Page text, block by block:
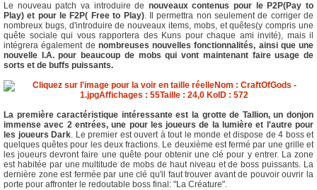
Le nouveau patch va introduire de nouveaux contenus pour le P2P(Pay to
Play) et pour le F2P( Free to Play). Il permettra non seulement de corriger de
nombreux bugs, d'introduire de nouveaux items, mobs, et quêtes(y compris une
quête sociale qui vous rapportera des Kuns pour chaque ami invité), mais il
intégrera également de nombreuses nouvelles fonctionnalités, ainsi que une
nouvelle I.A. pour beaucoup de mobs qui vont maintenant faire usage de
sorts et de buffs puissants.
La première caractéristique intéressante est la grotte de Tallion, un donjon
immense avec 2 entrées, une pour les joueurs de la lumière et l'autre pour
les joueurs Dark. Le premier est ouvert à tout le monde et dispose de 4 boss et
quelques quêtes pour les deux fractions. Le deuxième est fermé par une grille et
les joueurs devront faire une quête pour obtenir une clé pour y entrer. La zone
est habitée par une multitude de mobs de haut niveau et de boss puissants. La
dernière zone est fermée par une clé qu'il faut trouver avant de pouvoir ouvrir la
porte pour affronter le redoutable boss final: "La Créature".